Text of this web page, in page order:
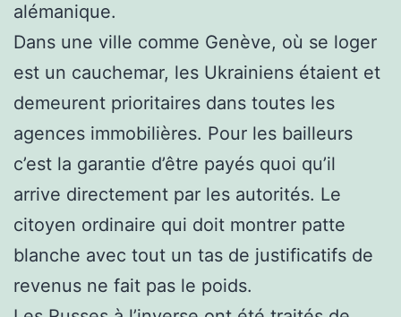
alémanique.
Dans une ville comme Genève, où se loger
est un cauchemar, les Ukrainiens étaient et
demeurent prioritaires dans toutes les
agences immobilières. Pour les bailleurs
c’est la garantie d’être payés quoi qu’il
arrive directement par les autorités. Le
citoyen ordinaire qui doit montrer patte
blanche avec tout un tas de justificatifs de
revenus ne fait pas le poids.